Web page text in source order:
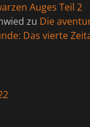
Auges Teil 2
zu Die
Das vierte